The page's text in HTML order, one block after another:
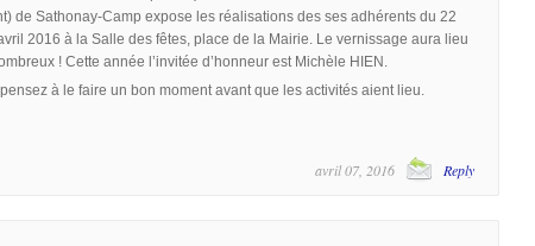
de Sathonay-Camp expose les réalisations des ses adhérents du 22
2016 à la Salle des fêtes, place de la Mairie. Le vernissage aura lieu
! Cette année l’invitée d’honneur est Michèle HIEN.
à le faire un bon moment avant que les activités aient lieu.
avril 07, 2016 Reply